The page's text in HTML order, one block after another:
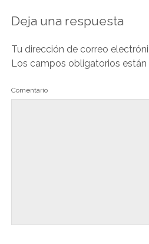
Deja una respuesta
Tu dirección de correo
Los campos obligatorios
Comentario